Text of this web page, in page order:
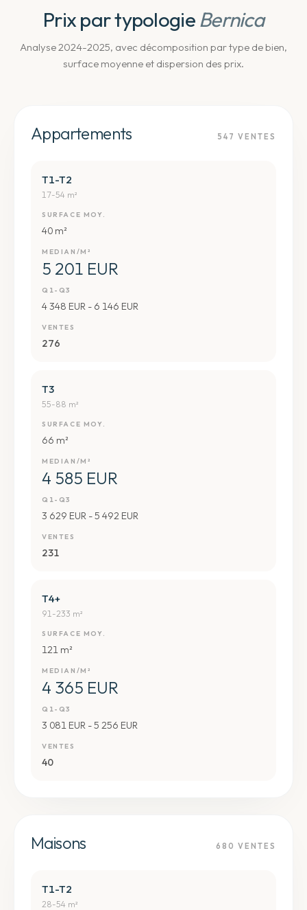
Prix par typologieBernica
Analyse 2024-2025, avec décomposition par type de bien,
surface moyenne et dispersion des prix.
Appartements 547 VENTES
T1-T2
17-54 m²
SURFACE MOY.
40 m²
MEDIAN/M²
5 201 EUR
Q1-Q3
4 348 EUR - 6 146 EUR
VENTES
276
T3
55-88 m²
SURFACE MOY.
66 m²
MEDIAN/M²
4 585 EUR
Q1-Q3
3 629 EUR - 5 492 EUR
VENTES
231
T4+
91-233 m²
SURFACE MOY.
121 m²
MEDIAN/M²
4 365 EUR
Q1-Q3
3 081 EUR - 5 256 EUR
VENTES
40
Maisons 680 VENTES
T1-T2
28-54 m²